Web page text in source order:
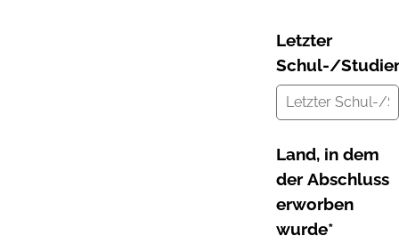
Letzter
Schul-/
Land, in dem
der Abschluss
erworben
wurde*